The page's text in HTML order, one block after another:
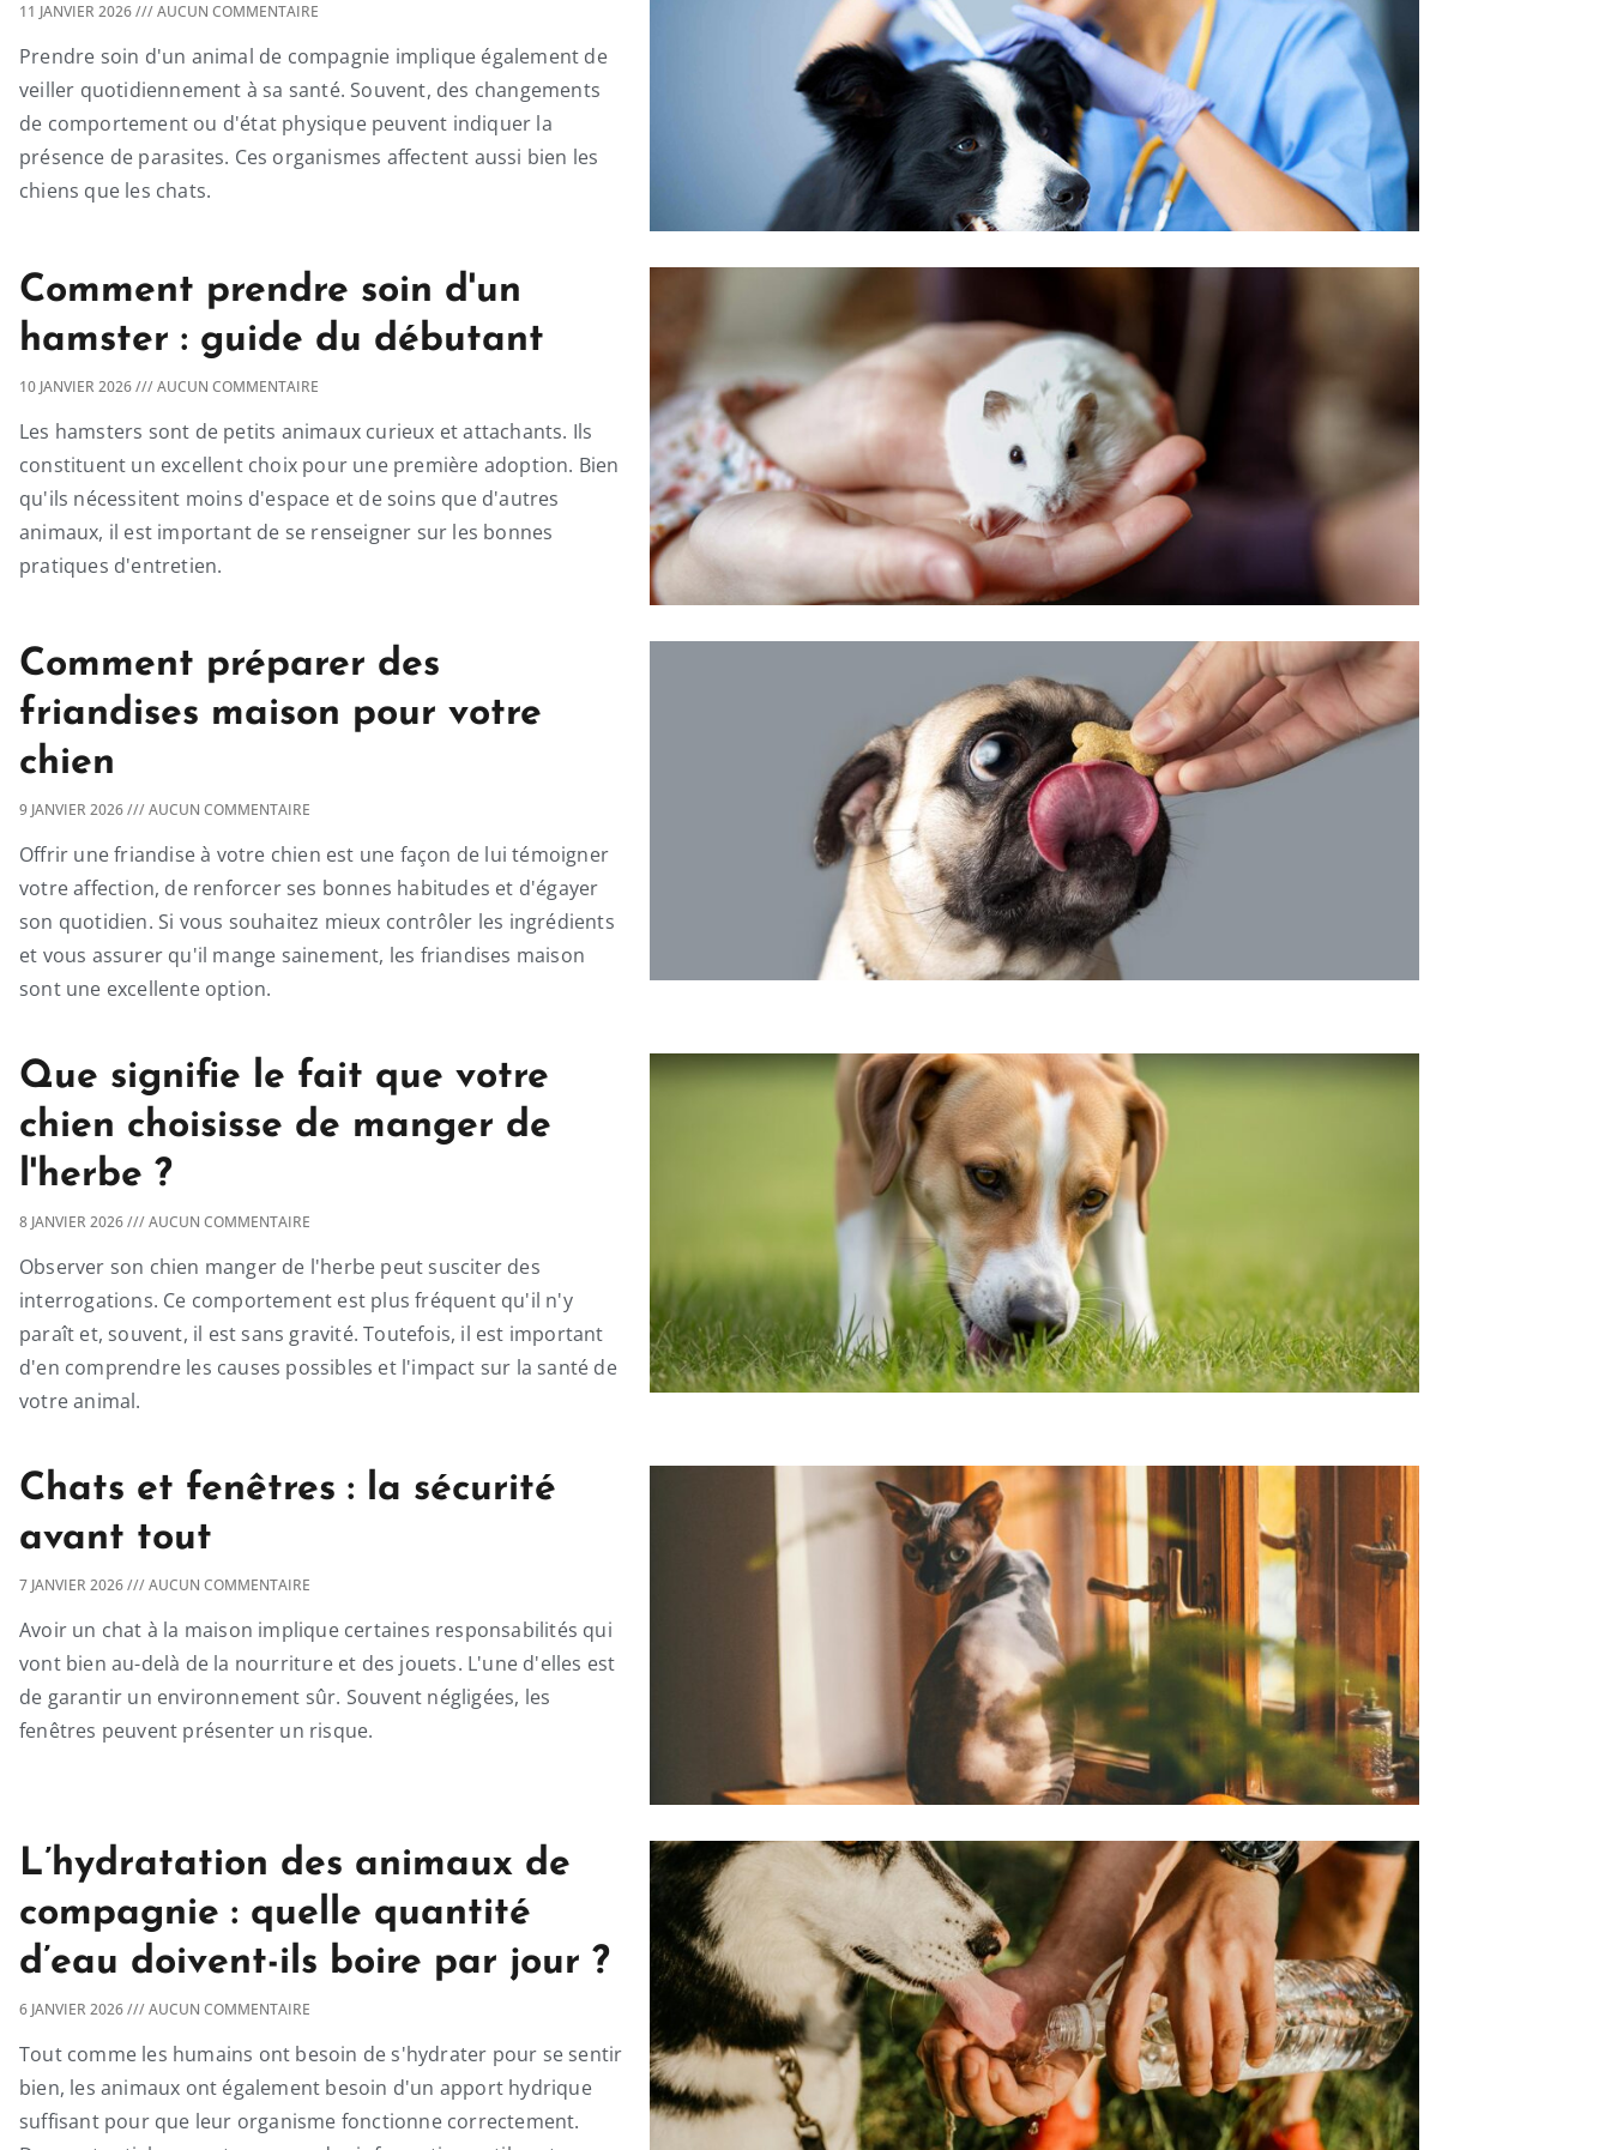
11 JANVIER 2026 AUCUN COMMENTAIRE
Prendre soin d'un animal de compagnie implique également de
veiller quotidiennement à sa santé. Souvent, des changements
de comportement ou d'état physique peuvent indiquer la
présence de parasites. Ces organismes affectent aussi bien les
chiens que les chats.
Comment prendre soin d'un
hamster : guide du débutant
10 JANVIER 2026 AUCUN COMMENTAIRE
Les hamsters sont de petits animaux curieux et attachants. Ils
constituent un excellent choix pour une première adoption. Bien
qu'ils nécessitent moins d'espace et de soins que d'autres
animaux, il est important de se renseigner sur les bonnes
pratiques d'entretien.
Comment préparer des
friandises maison pour votre
chien
9 JANVIER 2026 AUCUN COMMENTAIRE
Offrir une friandise à votre chien est une façon de lui témoigner
votre affection, de renforcer ses bonnes habitudes et d'égayer
son quotidien. Si vous souhaitez mieux contrôler les ingrédients
et vous assurer qu'il mange sainement, les friandises maison
sont une excellente option.
Que signifie le fait que votre
chien choisisse de manger de
l'herbe ?
8 JANVIER 2026 AUCUN COMMENTAIRE
Observer son chien manger de l'herbe peut susciter des
interrogations. Ce comportement est plus fréquent qu'il n'y
paraît et, souvent, il est sans gravité. Toutefois, il est important
d'en comprendre les causes possibles et l'impact sur la santé de
votre animal.
Chats et fenêtres : la sécurité
avant tout
7 JANVIER 2026 AUCUN COMMENTAIRE
Avoir un chat à la maison implique certaines responsabilités qui
vont bien au-delà de la nourriture et des jouets. L'une d'elles est
de garantir un environnement sûr. Souvent négligées, les
fenêtres peuvent présenter un risque.
L’hydratation des animaux de
compagnie : quelle quantité
d’eau doivent-ils boire par jour ?
6 JANVIER 2026 AUCUN COMMENTAIRE
Tout comme les humains ont besoin de s'hydrater pour se sentir
bien, les animaux ont également besoin d'un apport hydrique
suffisant pour que leur organisme fonctionne correctement.